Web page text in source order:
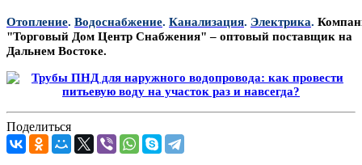
Отопление. Водоснабжение. Канализация. Электрика.
"Торговый Дом Центр Снабжения" – оптовый поставщик на
Дальнем Востоке.
Поделиться